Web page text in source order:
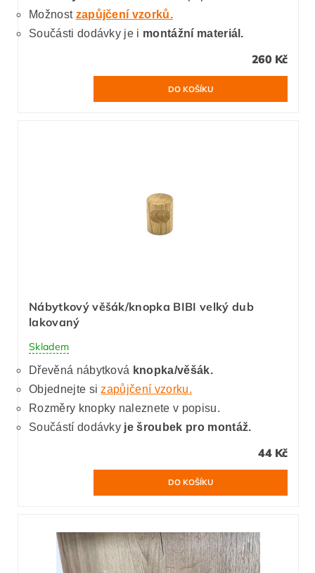
Možnost zapůjčení vzorků.
Součásti dodávky je i montážní materiál.
260 Kč
Nábytkový věšák/knopka BIBI velký dub
lakovaný
Skladem
Dřevěná nábytková knopka/věšák.
Objednejte sizapůjčení vzorku.
Rozměry knopky naleznete v popisu.
Součástí dodávky je šroubek pro montáž.
44 Kč